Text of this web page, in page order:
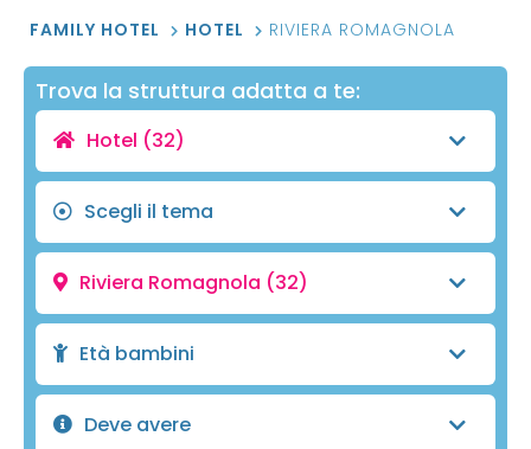
FAMILY HOTEL HOTEL RIVIERA ROMAGNOLA
Trova la struttura adatta a te:
Hotel (32)
Scegli il tema
Riviera Romagnola (32)
Età bambini
Deve avere